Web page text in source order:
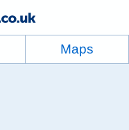
Maps